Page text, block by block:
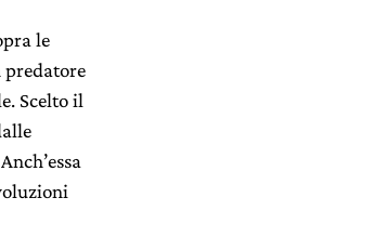
le
predatore
Scelto il